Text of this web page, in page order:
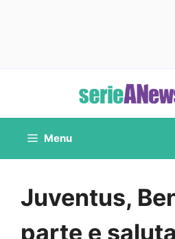
contenuto
Menu
Juventus,
parte e